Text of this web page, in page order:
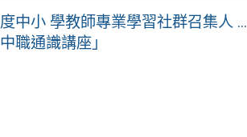
中小 學教師專業學習社群召集人 ...
職通識講座」